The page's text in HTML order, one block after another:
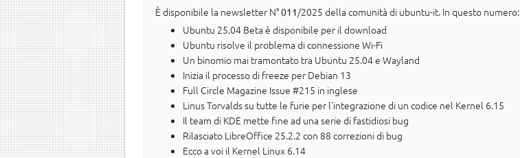
È disponibile la newsletter N°011/2025 della comunità di ubuntu-it. In questo numero:
Ubuntu 25.04 Beta è disponibile per il download
Ubuntu risolve il problema di connessione Wi-Fi
Un binomio mai tramontato tra Ubuntu 25.04 e Wayland
Inizia il processo di freeze per Debian 13
Full Circle Magazine Issue #215 in inglese
Linus Torvalds su tutte le furie per l'integrazione di un codice nel Kernel 6.15
Il team di KDE mette fine ad una serie di fastidiosi bug
Rilasciato LibreOffice 25.2.2 con 88 correzioni di bug
Ecco a voi il Kernel Linux 6.14